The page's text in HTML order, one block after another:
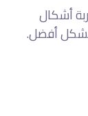
أشكال
بشكل أفضل.